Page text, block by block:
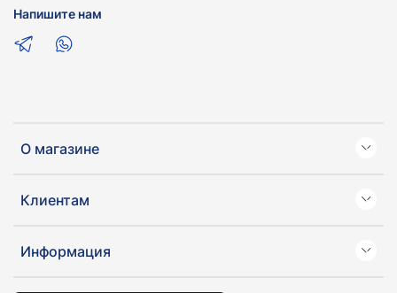
О магазине
Клиентам
Информация
Напишите нам